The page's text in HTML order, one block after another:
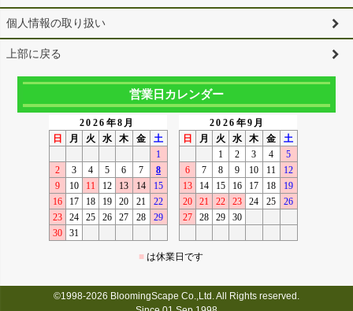
個人情報の取り扱い
上部に戻る
営業日カレンダー
©1998-2026 BloomingScape Co.,Ltd. All Rights reserved.